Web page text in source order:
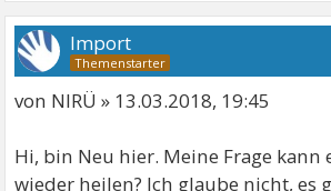
Import
von NIRÜ » 13.03.2018, 19:45
Hi, bin Neu hier. Meine Frage kann
wieder heilen? Ich glaube nicht, es